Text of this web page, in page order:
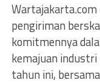
Wartajakarta.com
pengiriman
komitmennya
kemajuan industri
tahun ini,